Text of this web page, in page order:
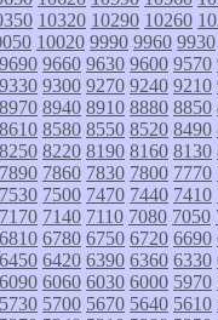
10320 10290 10260
10020 9990 9960 9930
9690 9660 9630 9600 9570
9330 9300 9270 9240 9210
8970 8940 8910 8880 8850
8610 8580 8550 8520 8490
8250 8220 8190 8160 8130
7890 7860 7830 7800 7770
7530 7500 7470 7440 7410
7170 7140 7110 7080 7050
6810 6780 6750 6720 6690
6450 6420 6390 6360 6330
6090 6060 6030 6000 5970
5730 5700 5670 5640 5610